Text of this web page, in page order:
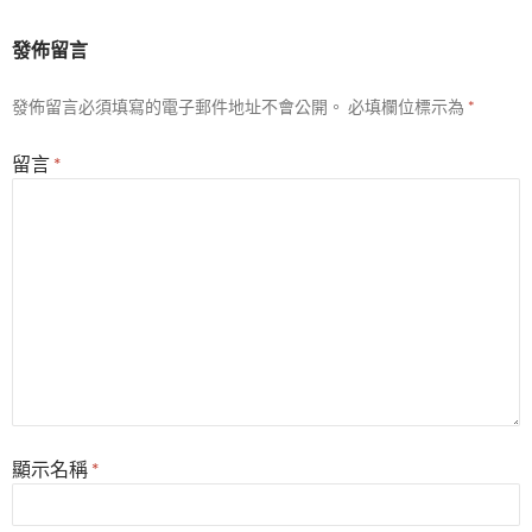
發佈留言
發佈留言必須填寫的電子郵件地址不會公開。 必填欄位標示為 *
留言 *
顯示名稱 *